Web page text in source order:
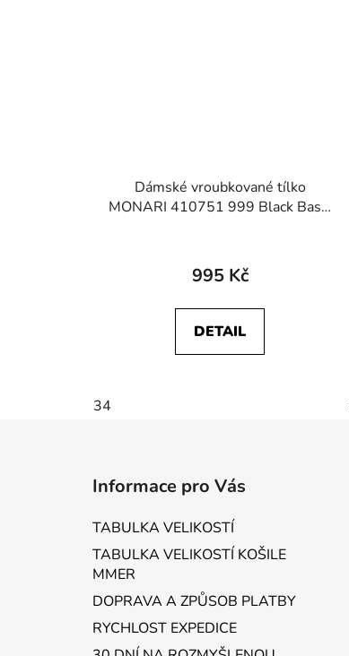
Dámské vroubkované tílko
MONARI 410751 999 Black Basic
995 Kč
DETAIL
34
Informace pro Vás
TABULKA VELIKOSTÍ
TABULKA VELIKOSTÍ KOŠILE
MMER
DOPRAVA A ZPŮSOB PLATBY
RYCHLOST EXPEDICE